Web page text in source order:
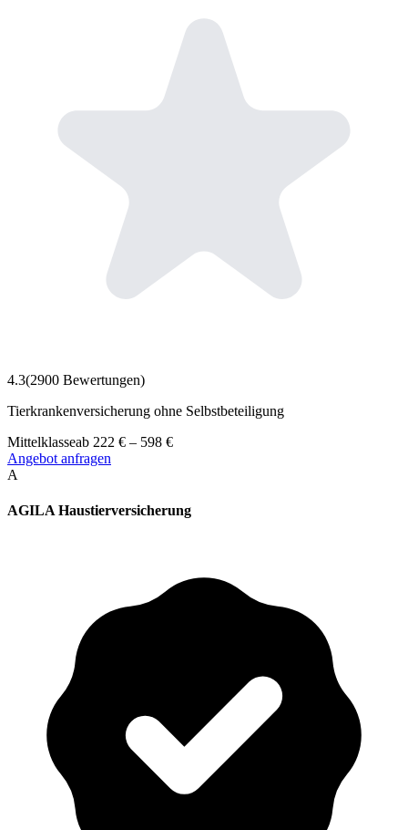
4.3(2900 Bewertungen)
Tierkrankenversicherung ohne Selbstbeteiligung
Mittelklasseab 222 € – 598 €
Angebot anfragen
A
AGILA Haustierversicherung